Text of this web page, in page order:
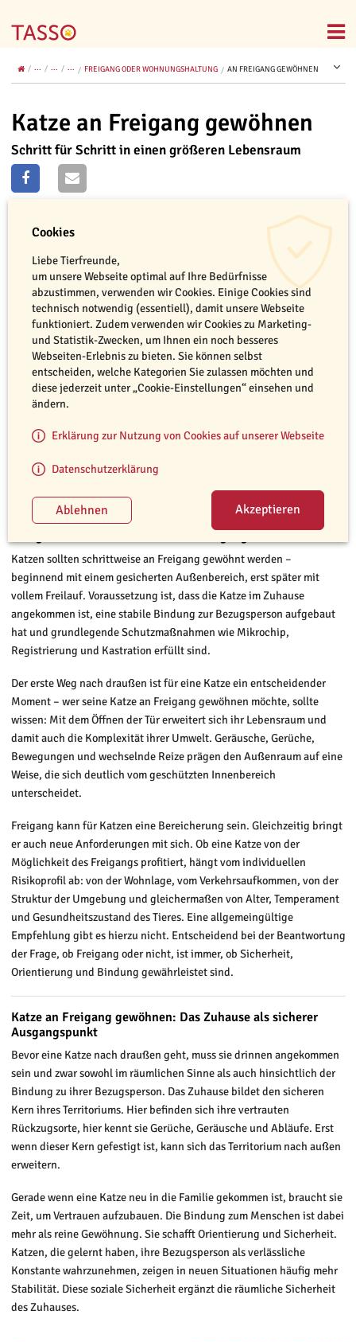
... ... ... FREIGANG ODER WOHNUNGSHALTUNG AN FREIGANG GEWÖHNEN
Katze an Freigang gewöhnen
Schritt für Schritt in einen größeren Lebensraum
Katzen an Freigang gewöhnen bedeutet Geduld und schrittweises
Vorgehen mit Schutzmaßnahmen.
Katzen sollten schrittweise an Freigang gewöhnt werden –
beginnend mit einem gesicherten Außenbereich, erst später mit
vollem Freilauf. Voraussetzung ist, dass die Katze im Zuhause
angekommen ist, eine stabile Bindung zur Bezugsperson aufgebaut
hat und grundlegende Schutzmaßnahmen wie Mikrochip,
Registrierung und Kastration erfüllt sind.
Der erste Weg nach draußen ist für eine Katze ein entscheidender
Moment – wer seine Katze an Freigang gewöhnen möchte, sollte
wissen: Mit dem Öffnen der Tür erweitert sich ihr Lebensraum und
damit auch die Komplexität ihrer Umwelt. Geräusche, Gerüche,
Bewegungen und wechselnde Reize prägen den Außenraum auf eine
Weise, die sich deutlich vom geschützten Innenbereich
unterscheidet.
Freigang kann für Katzen eine Bereicherung sein. Gleichzeitig bringt
er auch neue Anforderungen mit sich. Ob eine Katze von der
Möglichkeit des Freigangs profitiert, hängt vom individuellen
Risikoprofil ab: von der Wohnlage, vom Verkehrsaufkommen, von der
Struktur der Umgebung und gleichermaßen von Alter, Temperament
und Gesundheitszustand des Tieres. Eine allgemeingültige
Empfehlung gibt es hierzu nicht. Entscheidend bei der Beantwortung
der Frage, ob Freigang oder nicht, ist immer, ob Sicherheit,
Orientierung und Bindung gewährleistet sind.
Katze an Freigang gewöhnen: Das Zuhause als sicherer
Ausgangspunkt
Bevor eine Katze nach draußen geht, muss sie drinnen angekommen
sein und zwar sowohl im räumlichen Sinne als auch hinsichtlich der
Bindung zu ihrer Bezugsperson. Das Zuhause bildet den sicheren
Kern ihres Territoriums. Hier befinden sich ihre vertrauten
Rückzugsorte, hier kennt sie Gerüche, Geräusche und Abläufe. Erst
wenn dieser Kern gefestigt ist, kann sich das Territorium nach außen
erweitern.
Gerade wenn eine Katze neu in die Familie gekommen ist, braucht sie
Zeit, um Vertrauen aufzubauen. Die Bindung zum Menschen ist dabei
mehr als reine Gewöhnung. Sie schafft Orientierung und Sicherheit.
Katzen, die gelernt haben, ihre Bezugsperson als verlässliche
Konstante wahrzunehmen, zeigen in neuen Situationen häufig mehr
Stabilität. Diese soziale Sicherheit ergänzt die räumliche Sicherheit
des Zuhauses.
Cookies
Liebe Tierfreunde,
um unsere Webseite optimal auf Ihre Bedürfnisse
abzustimmen, verwenden wir Cookies. Einige Cookies sind
technisch notwendig (essentiell), damit unsere Webseite
funktioniert. Zudem verwenden wir Cookies zu Marketing-
und Statistik-Zwecken, um Ihnen ein noch besseres
Webseiten-Erlebnis zu bieten. Sie können selbst
entscheiden, welche Kategorien Sie zulassen möchten und
diese jederzeit unter „Cookie-Einstellungen“ einsehen und
ändern.
Erklärung zur Nutzung von Cookies auf unserer Webseite
Datenschutzerklärung